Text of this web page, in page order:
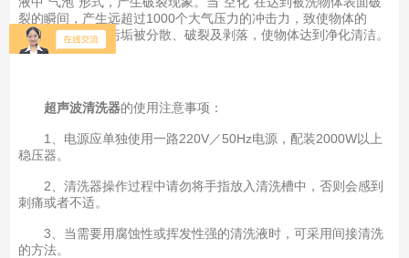
裂的瞬间，产生远超过1000个大气压力的冲击力，致使物体的
面、孔、隙中的污垢被分散、破裂及剥落，使物体达到净化清洁。
超声波清洗器的使用注意事项：
1、电源应单独使用一路220V／50Hz电源，配装2000W以上
稳压器。
2、清洗器操作过程中请勿将手指放入清洗槽中，否则会感到
刺痛或者不适。
3、当需要用腐蚀性或挥发性强的清洗液时，可采用间接清洗
的方法。